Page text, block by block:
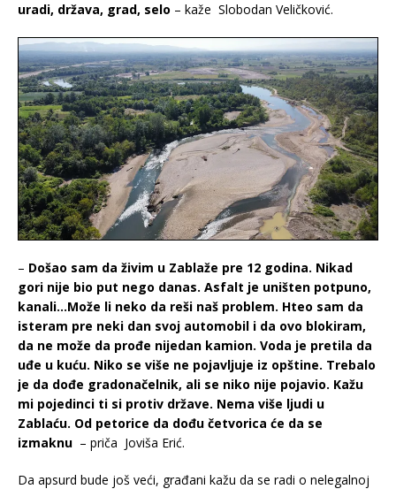
uradi, država, grad, selo – kaže Slobodan Veličković.
– Došao sam da živim u Zablaže pre 12 godina. Nikad
gori nije bio put nego danas. Asfalt je uništen potpuno,
kanali…Može li neko da reši naš problem. Hteo sam da
isteram pre neki dan svoj automobil i da ovo blokiram,
da ne može da prođe nijedan kamion. Voda je pretila da
uđe u kuću. Niko se više ne pojavljuje iz opštine. Trebalo
je da dođe gradonačelnik, ali se niko nije pojavio. Kažu
mi pojedinci ti si protiv države. Nema više ljudi u
Zablaću. Od petorice da dođu četvorica će da se
izmaknu – priča Joviša Erić.
Da apsurd bude još veći, građani kažu da se radi o nelegalnoj